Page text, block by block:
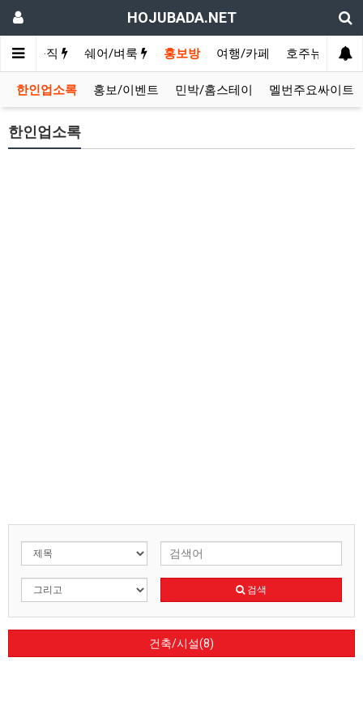
HOJUBADA.NET
구인/구직 쉐어/벼룩 홍보방 여행/카페 호주뉴스
한인업소록 홍보/이벤트 민박/홈스테이 멜번주요싸이트
한인업소록
검색
건축/시설(8)